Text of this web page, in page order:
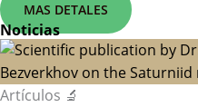
MAS DETALES
Noticias
Artículos 🔬